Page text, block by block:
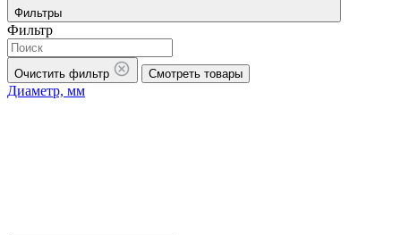
Фильтры
Фильтр
Очистить фильтр Смотреть товары
Диаметр, мм